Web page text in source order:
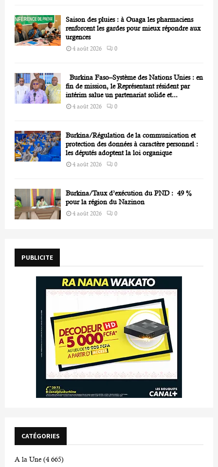
Saison des pluies : à Ouaga les pharmaciens
renforcent les gardes pour mieux répondre aux
urgences
4 août 2026 0
Burkina Faso–Système des Nations Unies : en
fin de mission, le Représentant résident par
intérim salue un partenariat solide et...
4 août 2026 0
Burkina/Régulation de la communication et
protection des données à caractère personnel :
les députés adoptent la loi organique
4 août 2026 0
Burkina/Taux d’exécution du PND : 49 %
pour la région du Nazinon
4 août 2026 0
PUBLICITE
CATÉGORIES
A la Une (4 665)